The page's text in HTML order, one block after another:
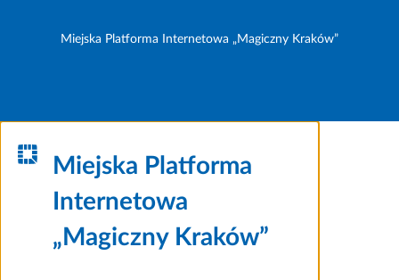
Miejska Platforma Internetowa „Magiczny Kraków”
Miejska Platforma
Internetowa
„Magiczny Kraków”